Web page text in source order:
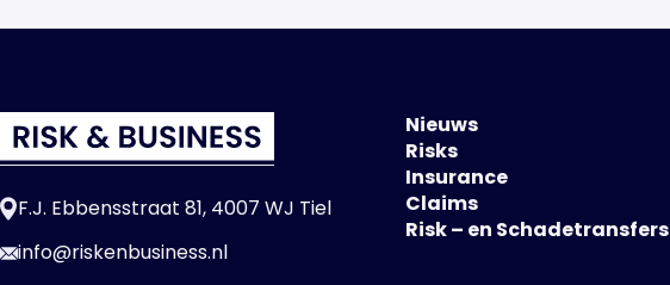
F.J. Ebbensstraat 81, 4007 WJ Tiel
info@riskenbusiness.nl
Nieuws
Risks
Insurance
Claims
Risk – en Schadetransfers